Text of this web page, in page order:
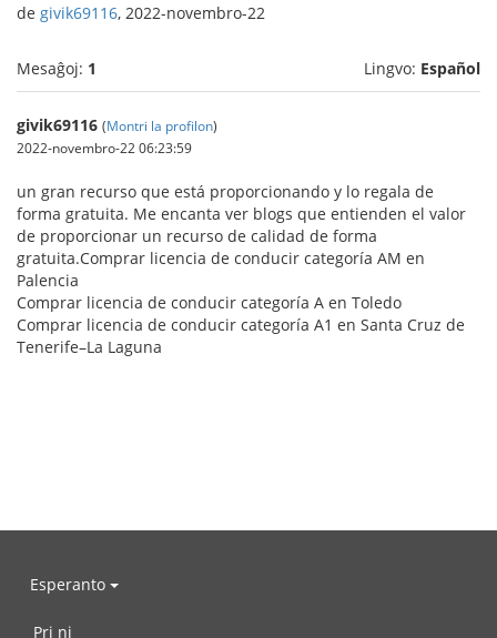
de givik69116, 2022-novembro-22
Mesaĝoj: 1 Lingvo: Español
givik69116 (Montri la profilon)
2022-novembro-22 06:23:59
un gran recurso que está proporcionando y lo regala de
forma gratuita. Me encanta ver blogs que entienden el valor
de proporcionar un recurso de calidad de forma
gratuita.Comprar licencia de conducir categoría AM en
Palencia
Comprar licencia de conducir categoría A en Toledo
Comprar licencia de conducir categoría A1 en Santa Cruz de
Tenerife–La Laguna
Esperanto
Pri ni